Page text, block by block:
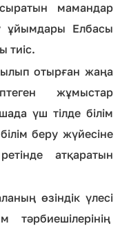
мамандар
ұйымдары Елбасы
тиіс.
отырған жаңа
жұмыстар
үш тілде білім
беру жүйесіне
атқаратын
өзіндік үлесі